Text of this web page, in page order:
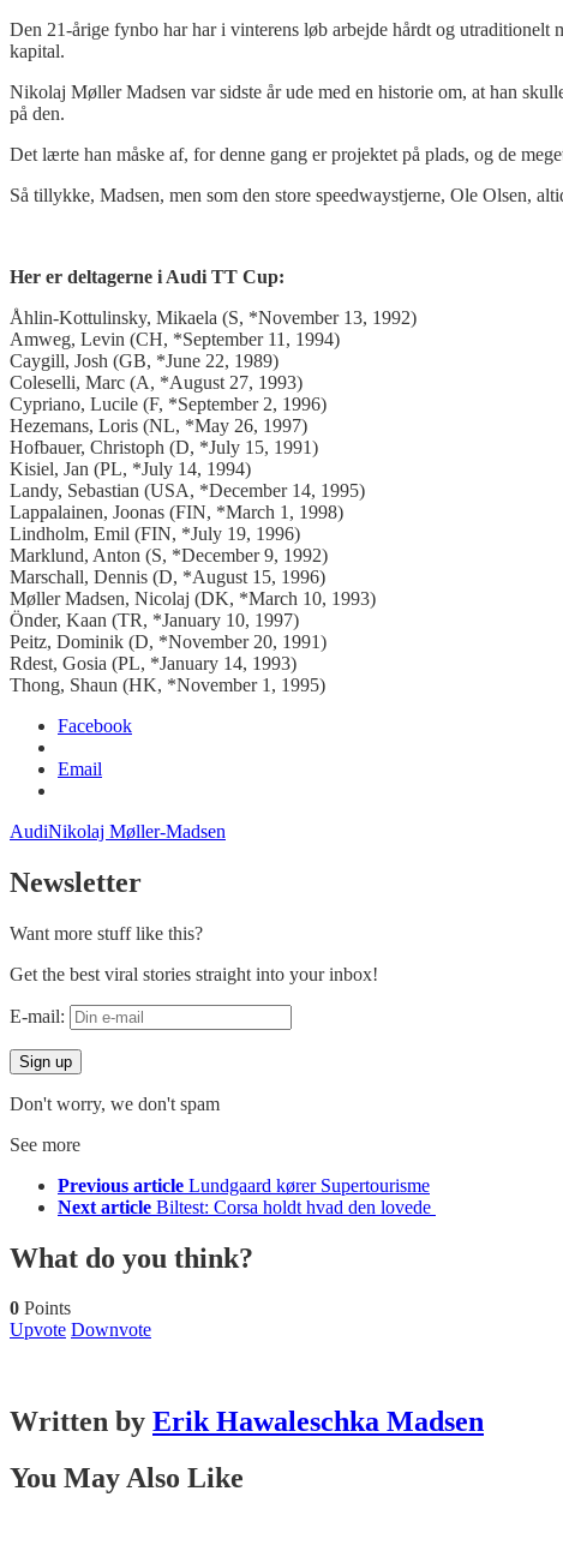
Den 21-årige fynbo har har i vinterens løb arbejde hårdt og utraditionelt
kapital.
Nikolaj Møller Madsen var sidste år ude med en historie om, at han
på den.
Det lærte han måske af, for denne gang er projektet på plads, og de
Så tillykke, Madsen, men som den store speedwaystjerne, Ole Olsen,
Her er deltagerne i Audi TT Cup:
Åhlin-Kottulinsky, Mikaela (S, *November 13, 1992)
Amweg, Levin (CH, *September 11, 1994)
Caygill, Josh (GB, *June 22, 1989)
Coleselli, Marc (A, *August 27, 1993)
Cypriano, Lucile (F, *September 2, 1996)
Hezemans, Loris (NL, *May 26, 1997)
Hofbauer, Christoph (D, *July 15, 1991)
Kisiel, Jan (PL, *July 14, 1994)
Landy, Sebastian (USA, *December 14, 1995)
Lappalainen, Joonas (FIN, *March 1, 1998)
Lindholm, Emil (FIN, *July 19, 1996)
Marklund, Anton (S, *December 9, 1992)
Marschall, Dennis (D, *August 15, 1996)
Møller Madsen, Nicolaj (DK, *March 10, 1993)
Önder, Kaan (TR, *January 10, 1997)
Peitz, Dominik (D, *November 20, 1991)
Rdest, Gosia (PL, *January 14, 1993)
Thong, Shaun (HK, *November 1, 1995)
Facebook
Email
AudiNikolaj Møller-Madsen
Newsletter
Want more stuff like this?
Get the best viral stories straight into your inbox!
E-mail:
Don't worry, we don't spam
See more
Previous article Lundgaard kører Supertourisme
Next article Biltest: Corsa holdt hvad den lovede
What do you think?
0 Points
Upvote Downvote
Written by Erik Hawaleschka Madsen
You May Also Like